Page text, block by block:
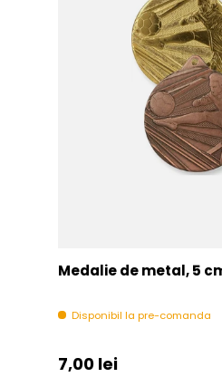
Medalie de metal, 5
Disponibil la pre-comanda
Pret initial
7,00 lei